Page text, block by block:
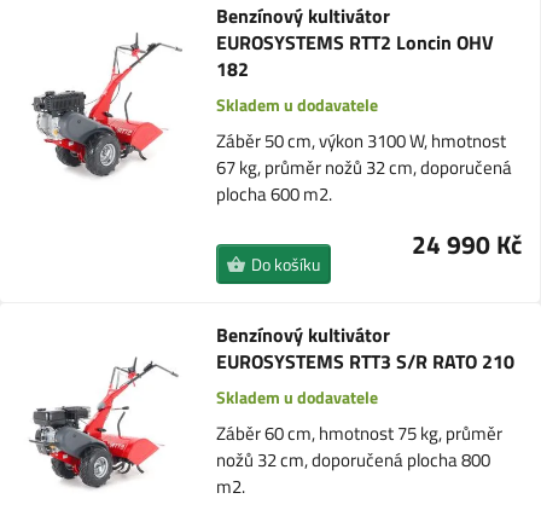
Benzínový kultivátor
EUROSYSTEMS RTT2 Loncin OHV
182
Skladem u dodavatele
Záběr 50 cm, výkon 3100 W, hmotnost
67 kg, průměr nožů 32 cm, doporučená
plocha 600 m2.
24 990 Kč
Do košíku
Benzínový kultivátor
EUROSYSTEMS RTT3 S/R RATO 210
Skladem u dodavatele
Záběr 60 cm, hmotnost 75 kg, průměr
nožů 32 cm, doporučená plocha 800
m2.